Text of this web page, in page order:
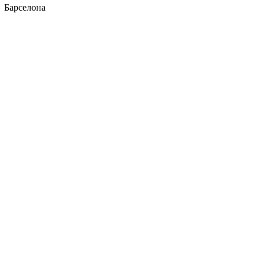
Барселона